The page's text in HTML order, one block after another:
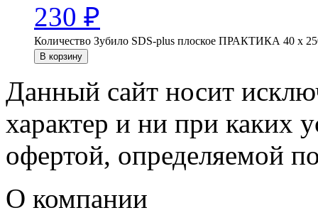
230 ₽
Количество Зубило SDS-plus плоское ПРАКТИКА 40 х
В корзину
Данный сайт носит
характер и ни при каких
офертой, определяемой
О компании